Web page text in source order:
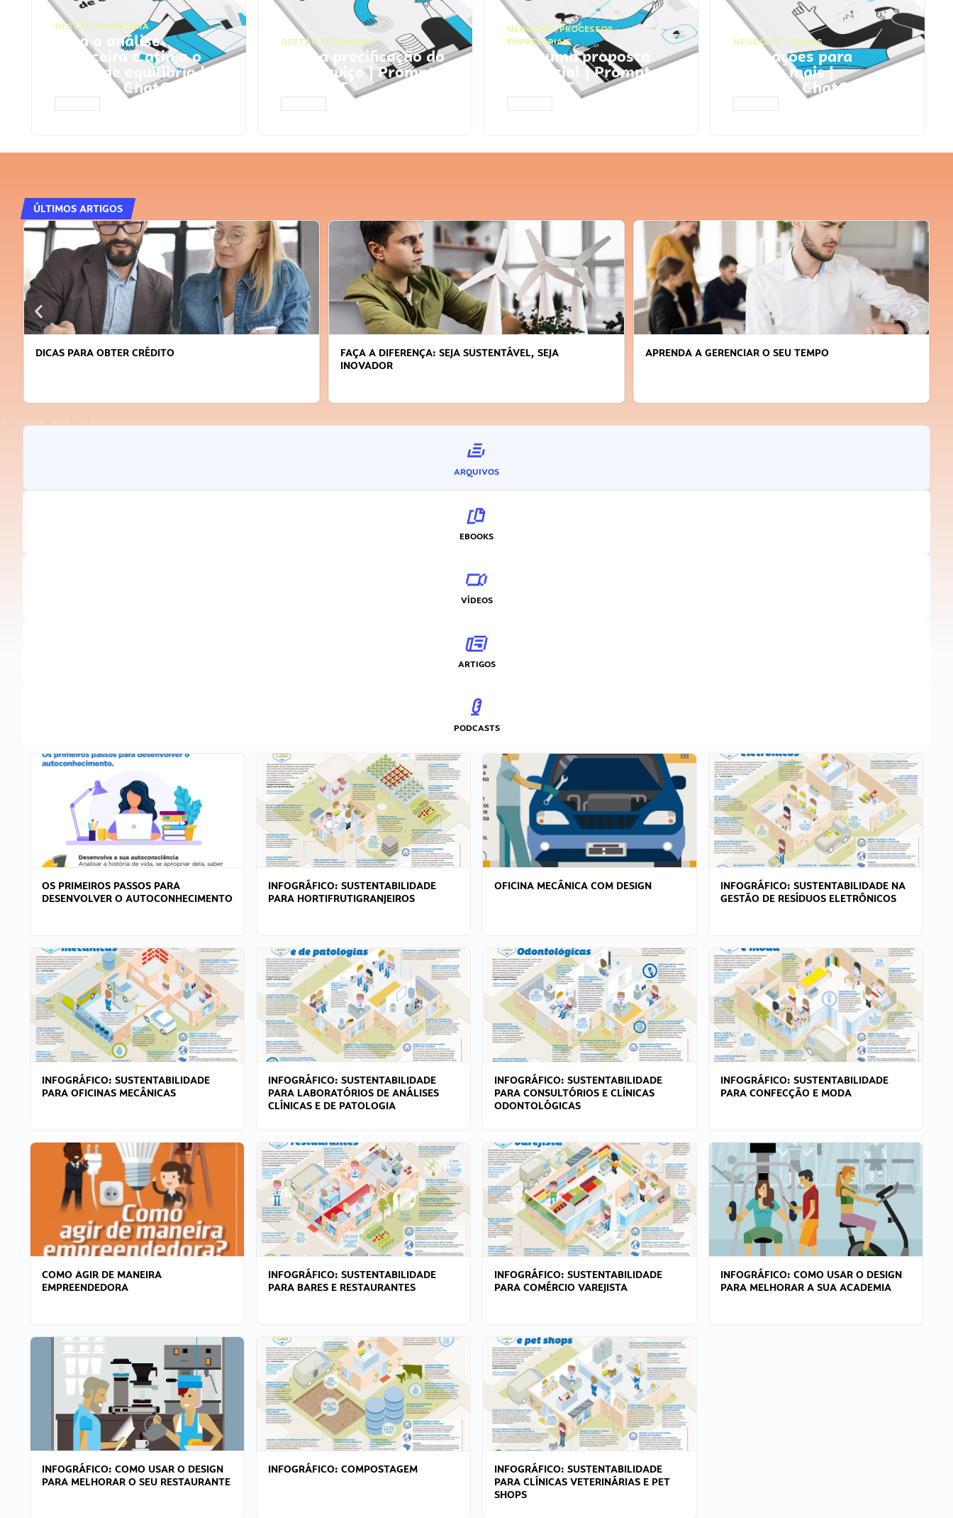
GESTÃO FINANCEIRA
Faça a análise
financeira e atinja o
ponto de equilíbrio |
Prompts ChatGPT
GESTÃO FINANCEIRA
Faça a precificação do
seu serviço | Prompts
ChatGPT
NEGÓCIOS,PROCESSOS
EMPRESARIAIS
Faça uma proposta
comercial | Prompts
ChatGPT
NEGÓCIOS, VENDAS
Faça ações para
vender mais |
Prompts ChatGPT
ÚLTIMOS ARTIGOS
DICAS PARA OBTER CRÉDITO
FAÇA A DIFERENÇA: SEJA SUSTENTÁVEL, SEJA
INOVADOR
APRENDA A GERENCIAR O SEU TEMPO
ARQUIVOS
EBOOKS
VÍDEOS
ARTIGOS
PODCASTS
OS PRIMEIROS PASSOS PARA
DESENVOLVER O AUTOCONHECIMENTO
INFOGRÁFICO: SUSTENTABILIDADE
PARA HORTIFRUTIGRANJEIROS
OFICINA MECÂNICA COM DESIGN
INFOGRÁFICO: SUSTENTABILIDADE NA
GESTÃO DE RESÍDUOS ELETRÔNICOS
INFOGRÁFICO: SUSTENTABILIDADE
PARA OFICINAS MECÂNICAS
INFOGRÁFICO: SUSTENTABILIDADE
PARA LABORATÓRIOS DE ANÁLISES
CLÍNICAS E DE PATOLOGIA
INFOGRÁFICO: SUSTENTABILIDADE
PARA CONSULTÓRIOS E CLÍNICAS
ODONTOLÓGICAS
INFOGRÁFICO: SUSTENTABILIDADE
PARA CONFECÇÃO E MODA
COMO AGIR DE MANEIRA
EMPREENDEDORA
INFOGRÁFICO: SUSTENTABILIDADE
PARA BARES E RESTAURANTES
INFOGRÁFICO: SUSTENTABILIDADE
PARA COMÉRCIO VAREJISTA
INFOGRÁFICO: COMO USAR O DESIGN
PARA MELHORAR A SUA ACADEMIA
INFOGRÁFICO: COMO USAR O DESIGN
PARA MELHORAR O SEU RESTAURANTE
INFOGRÁFICO: COMPOSTAGEM
INFOGRÁFICO: SUSTENTABILIDADE
PARA CLÍNICAS VETERINÁRIAS E PET
SHOPS